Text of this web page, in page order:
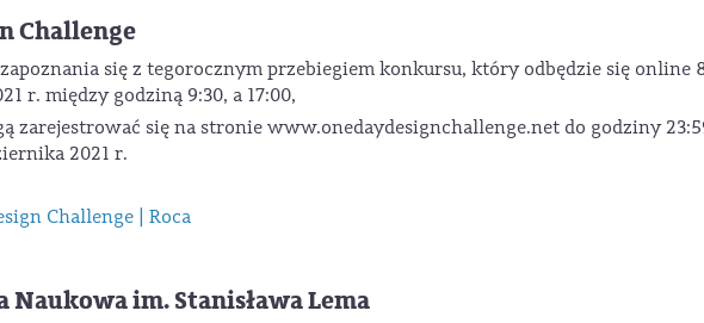
Challenge
się z tegorocznym przebiegiem konkursu, który odbędzie się online
r. między godziną 9:30, a 17:00,
zarejestrować się na stronie www.onedaydesignchallenge.net do godziny
2021 r.
Challenge | Roca
Naukowa im. Stanisława Lema